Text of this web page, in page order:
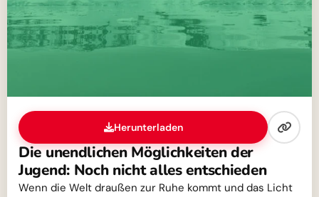
Herunterladen
Die unendlichen Möglichkeiten der
Jugend: Noch nicht alles entschieden
Wenn die Welt draußen zur Ruhe kommt und das Licht